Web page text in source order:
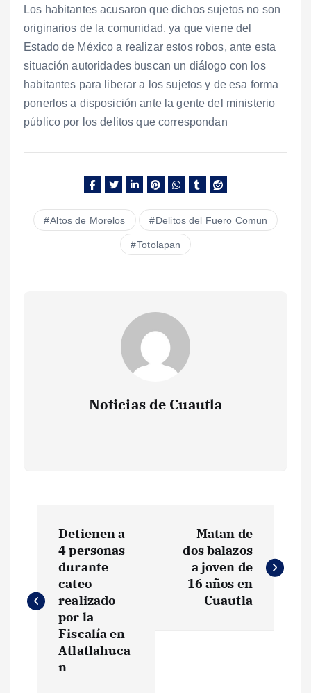
Los habitantes acusaron que dichos sujetos no son
originarios de la comunidad, ya que viene del
Estado de México a realizar estos robos, ante esta
situación autoridades buscan un diálogo con los
habitantes para liberar a los sujetos y de esa forma
ponerlos a disposición ante la gente del ministerio
público por los delitos que correspondan
Altos de Morelos Delitos del Fuero Comun
Totolapan
Noticias de Cuautla
v
Detienen a
4 personas
durante
cateo
realizado
por la
Fiscalía en
Atlatlahuca
n
Matan de
dos balazos
a joven de
16 años en
Cuautla